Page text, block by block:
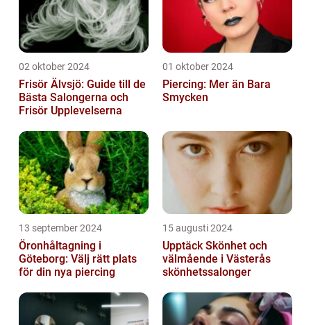
02 oktober 2024
Frisör Älvsjö: Guide till de
Bästa Salongerna och
Frisör Upplevelserna
01 oktober 2024
Piercing: Mer än Bara
Smycken
13 september 2024
Öronhåltagning i
Göteborg: Välj rätt plats
för din nya piercing
15 augusti 2024
Upptäck Skönhet och
välmående i Västerås
skönhetssalonger